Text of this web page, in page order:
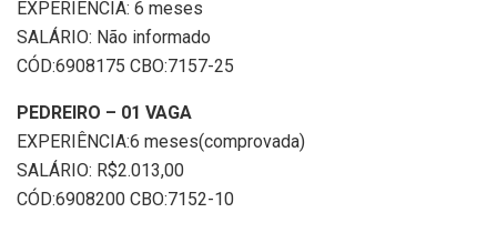
EXPERIÊNCIA: 6 meses
SALÁRIO: Não informado
CÓD:6908175 CBO:7157-25
PEDREIRO – 01 VAGA
EXPERIÊNCIA:6 meses(comprovada)
SALÁRIO: R$2.013,00
CÓD:6908200 CBO:7152-10